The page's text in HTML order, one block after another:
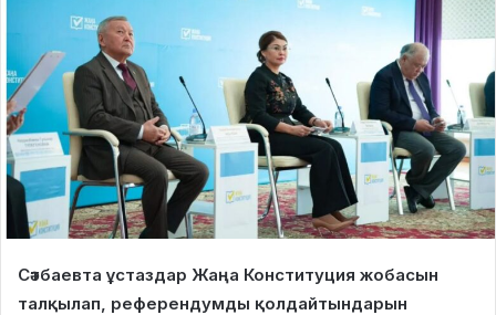
Сәтбаевта ұстаздар Жаңа Конституция жобасын
талқылап, референдумды қолдайтындарын